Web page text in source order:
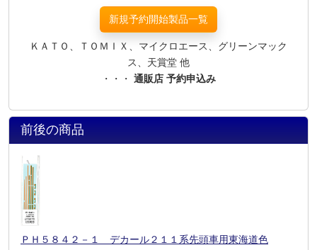
新規予約開始製品一覧
ＫＡＴＯ、ＴＯＭＩＸ、マイクロエース、グリーンマック
ス、天賞堂 他
・・・ 通販店 予約申込み
前後の商品
ＰＨ５８４２－１ デカール２１１系先頭車用東海道色